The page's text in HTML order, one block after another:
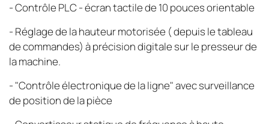
- Contrôle PLC - écran tactile de 10 pouces orientable
- Réglage de la hauteur motorisée ( depuis le tableau
de commandes) à précision digitale sur le presseur de
la machine.
- "Contrôle électronique de la ligne" avec surveillance
de position de la pièce